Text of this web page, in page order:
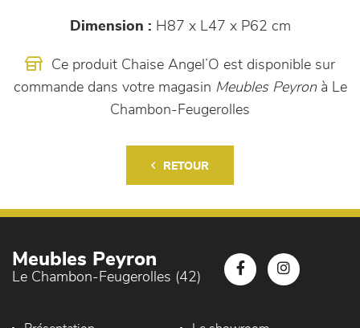
Dimension : H87 x L47 x P62 cm
Ce produit Chaise Angel’O est disponible sur
commande dans votre magasin Meubles Peyronà Le
Chambon-Feugerolles
RETOUR
Meubles Peyron
Le Chambon-Feugerolles (42)